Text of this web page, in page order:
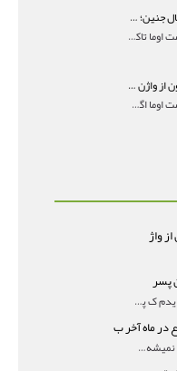
تاکرولیموس در انتقال جنین؛ آیا شانس لانه‌گزینی را افزایش می‌دهد؟
نویسنده: گروه سلامت اوما تاکرولیموس در انتقال جنین
چرا شیاف پروژسترون از واژن بیرون می‌ریزد؟ میزان جذب و زمان صحیح مصرف
نویسنده: گروه سلامت اوما اگر بعد از گذاشتن شیاف پر
واژ
پسر
مال من ۱۶۸بود و نینی پسره تو خابم دوبار دیدم ک پسره
در ماه آخر ب
سلام مگه مصرف ویتامین دی هرروز توصیه نمیشه؟درمقاله میگه